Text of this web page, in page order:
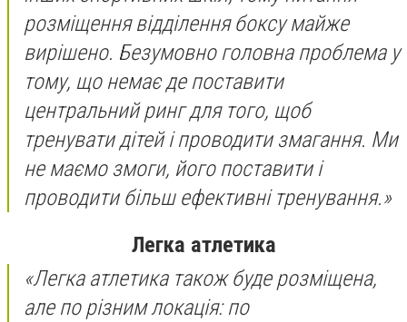
розміщення відділення боксу майже
вирішено. Безумовно головна проблема у
тому, що немає де поставити
центральний ринг для того, щоб
тренувати дітей і проводити змагання. Ми
не маємо змоги, його поставити і
проводити більш ефективні тренування.»
Легка атлетика
«Легка атлетика також буде розміщена,
але по різним локація: по